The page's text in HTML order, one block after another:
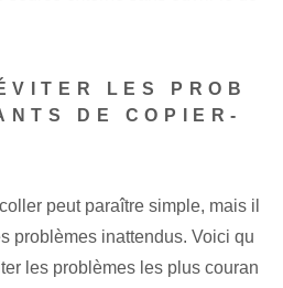
LES PROB
DE COPIER-
peut paraître simple, mais il
problèmes inattendus. Voici qu
les problèmes les plus couran